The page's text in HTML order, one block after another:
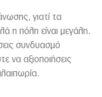
γιατί τα
η πόλη είναι μεγάλη.
συνδυασμό
να αξιοποιήσεις